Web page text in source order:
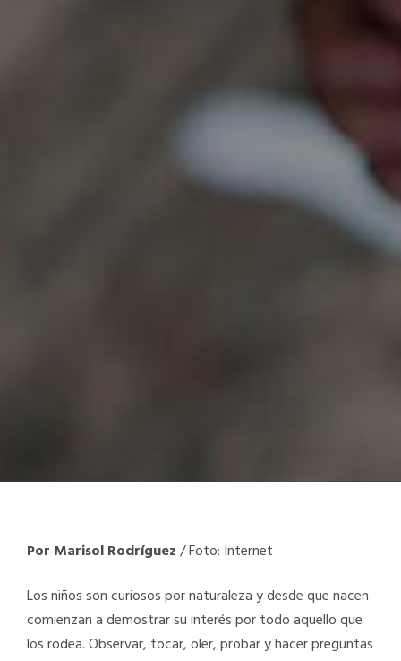
Por Marisol Rodríguez/ Foto: Internet
Los niños son curiosos por naturaleza y desde que nacen
comienzan a demostrar su interés por todo aquello que
los rodea. Observar, tocar, oler, probar y hacer preguntas